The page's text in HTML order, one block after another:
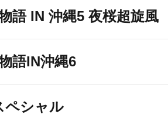
語 IN 沖縄5 夜桜超旋風
語IN沖縄6
ペシャル